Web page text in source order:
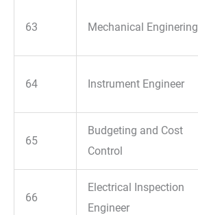
63 Mechanical Enginering
64 Instrument Engineer
65
Budgeting and Cost
Control
66
Electrical Inspection
Engineer